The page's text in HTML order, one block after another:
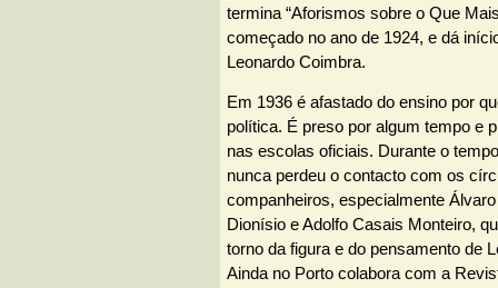
termina “Aforismos sobre o Que
começado no ano de 1924, e dá
Leonardo Coimbra.
Em 1936 é afastado do ensino por
política. É preso por algum tempo e
nas escolas oficiais. Durante o
nunca perdeu o contacto com os
companheiros, especialmente Álvaro
Dionísio e Adolfo Casais Monteiro,
torno da figura e do pensamento de
Ainda no Porto colabora com a